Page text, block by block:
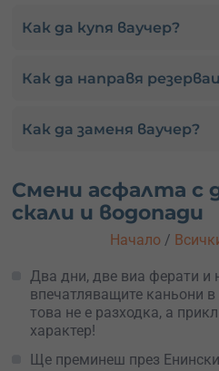
Как да купя ваучер?
Как да направя
Как да заменя ваучер?
Смени асфалта с
скали и водопади
Начало /
Два дни, две виа ферати и
впечатляващите каньони
това не е разходка, а
характер!
Ще преминеш през